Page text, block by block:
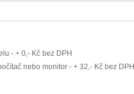
- + 0,- Kč bez DPH
nebo monitor - + 32,- Kč bez DPH